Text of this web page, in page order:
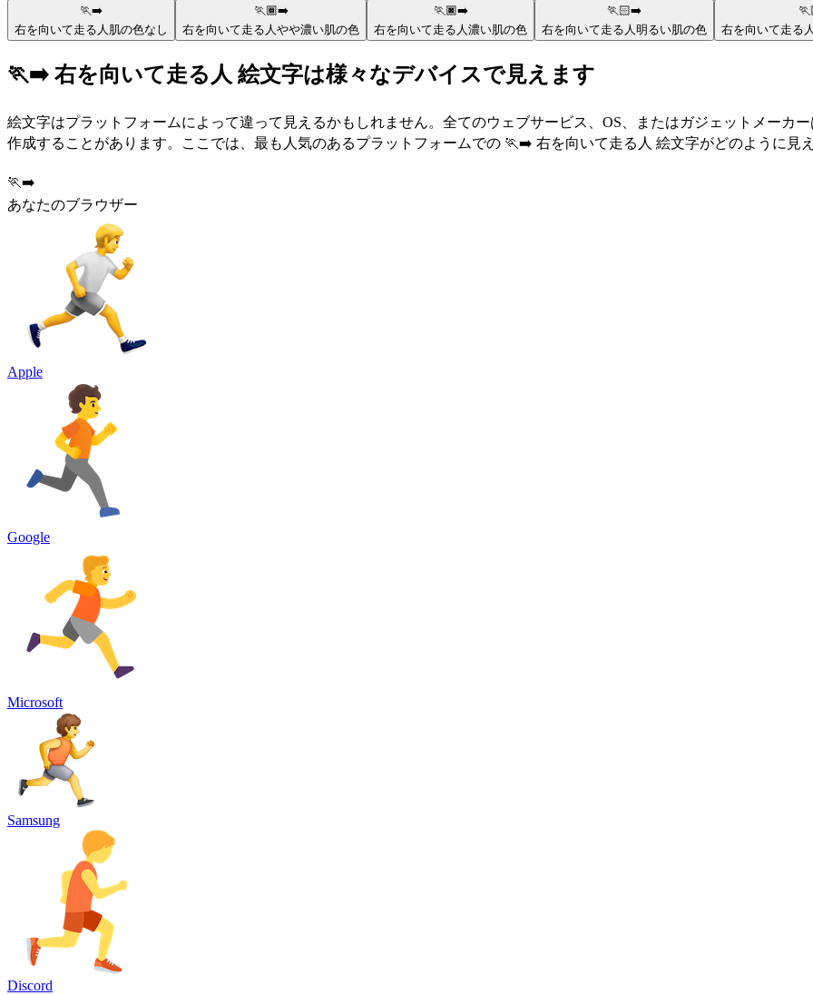
🏃‍➡️
右を向いて走る人 肌の色なし
🏃🏾‍➡️
右を向いて走る人 やや濃い肌の色
🏃🏿‍➡️
右を向いて走る人 濃い肌の色
🏃🏻‍➡️
右を向いて走る人 明るい肌の色
右を向いて走る
🏃‍➡️ 右を向いて走る人 絵文字は様々なデバイスで見えます
絵文字はプラットフォームによって違って見えるかもしれません。全てのウェブサービス、OS、またはガジェットメーカ
作成することがあります。ここでは、最も人気のあるプラットフォームでの 🏃‍➡️ 右を向いて走る人 絵文字がどのように見
🏃‍➡️
あなたのブラウザー
Apple
Google
Microsoft
Samsung
Discord